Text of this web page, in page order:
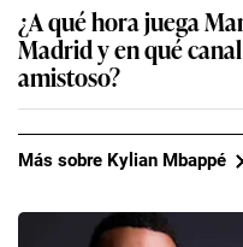
¿A qué hora juega
Madrid y en qué
amistoso?
Más sobre Kylian Mbappé